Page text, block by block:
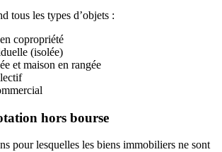
tous les types d’objets :
copropriété
(isolée)
et maison en rangée
hors bourse
pour lesquelles les biens immobiliers ne sont